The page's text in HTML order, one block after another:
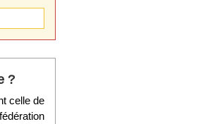
?
celle de